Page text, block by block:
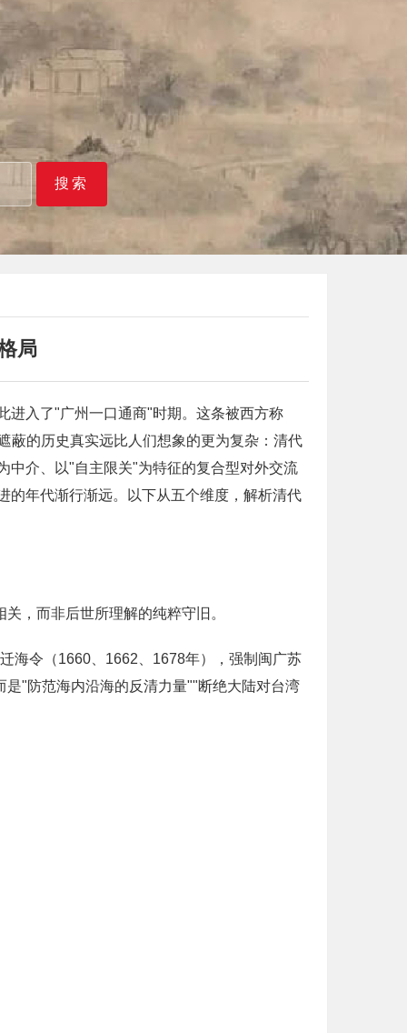
搜索
局
进入了"广州一口通商"时期。这条被西方称
的历史真实远比人们想象的更为复杂：清代
中介、以"自主限关"为特征的复合型对外交流
的年代渐行渐远。以下从五个维度，解析清代
，而非后世所理解的纯粹守旧。
海令（1660、1662、1678年），强制闽广苏
"防范海内沿海的反清力量""断绝大陆对台湾